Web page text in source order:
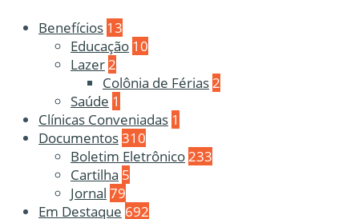
Benefícios 13
Educação 10
Lazer2
Colônia de Férias2
Saúde 1
Clínicas Conveniadas 1
Documentos310
Boletim Eletrônico233
Cartilha 5
Jornal 79
Em Destaque 692